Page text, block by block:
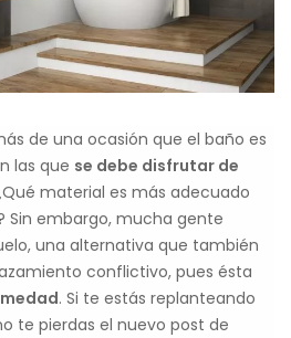
de una ocasión que el baño es
las que se debe disfrutar de
material es más adecuado
Sin embargo, mucha gente
una alternativa que también
conflictivo, pues ésta
. Si te estás replanteando
te pierdas el nuevo post de